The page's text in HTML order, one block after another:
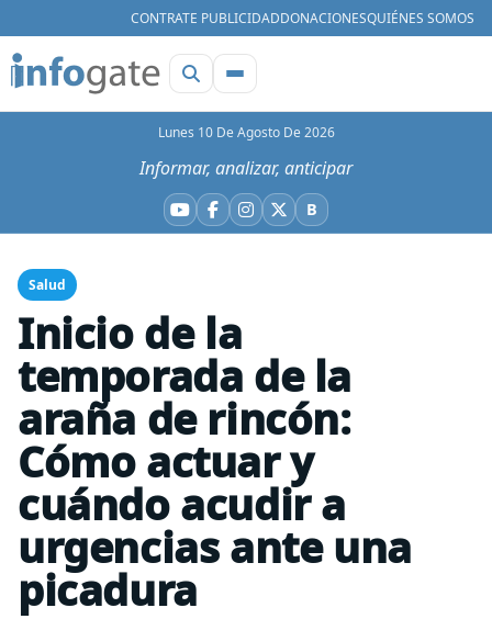
CONTRATE PUBLICIDADDONACIONESQUIÉNES SOMOS
Lunes 10 De Agosto De 2026
Informar, analizar, anticipar
YouTube
Facebook
Instagram
X BBluesky
Salud
Inicio de la
temporada de la
araña de rincón:
Cómo actuar y
cuándo acudir a
urgencias ante una
picadura